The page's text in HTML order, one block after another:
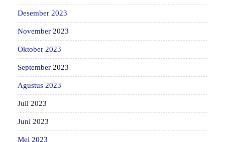
Desember 2023
November 2023
Oktober 2023
September 2023
Agustus 2023
Juli 2023
Juni 2023
Mei 2023